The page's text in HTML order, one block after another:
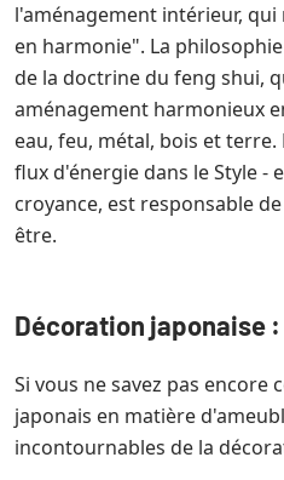
l'aménagement intérieur,
en harmonie". La
de la doctrine du feng shui,
aménagement harmonieux
eau, feu, métal, bois et
flux d'énergie dans le Style -
croyance, est responsable
être.
Décoration japonaise
Si vous ne savez pas encore
japonais en matière
incontournables de la